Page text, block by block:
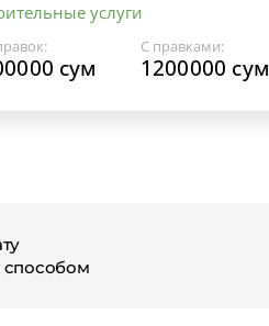
услуги
сум
С правками:
1200000 сум